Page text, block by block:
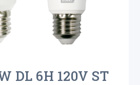
DL 6H 120V ST